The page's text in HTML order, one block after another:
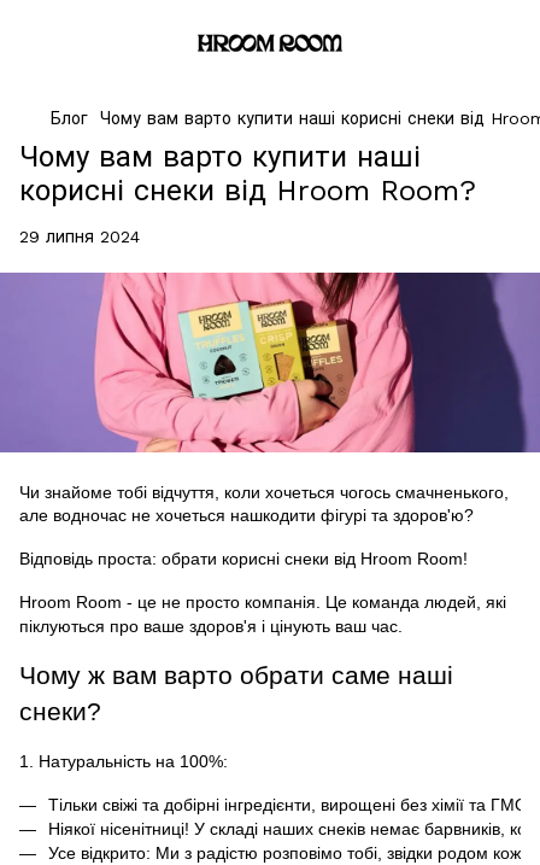
Блог Чому вам варто купити наші корисні снеки від
Чому вам варто купити наші
корисні снеки від Hroom Room?
29 липня 2024
Чи знайоме тобі відчуття, коли хочеться чогось смачненького,
але водночас не хочеться нашкодити фігурі та здоров'ю?
Відповідь проста: обрати корисні снеки від Hroom Room!
Hroom Room - це не просто компанія. Це команда людей, які
піклуються про ваше здоров'я і цінують ваш час.
Чому ж вам варто обрати саме наші
снеки?
1. Натуральність на 100%:
Тільки свіжі та добірні інгредієнти, вирощені без хімії та ГМО.
Ніякої нісенітниці! У складі наших снеків немає барвників,
Усе відкрито: Ми з радістю розповімо тобі, звідки родом